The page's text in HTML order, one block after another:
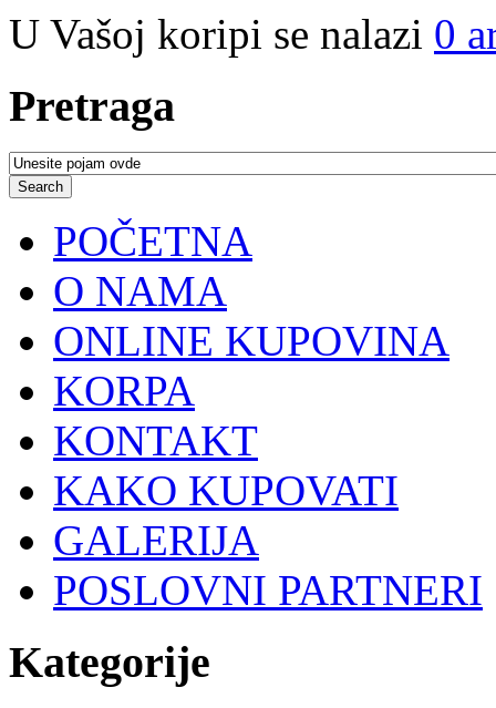
U Vašoj koripi se nalazi 0
Pretraga
POČETNA
O NAMA
ONLINE KUPOVINA
KORPA
KONTAKT
KAKO KUPOVATI
GALERIJA
POSLOVNI PARTNERI
Kategorije